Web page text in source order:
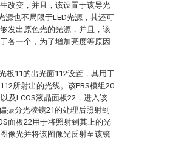
改变，并且，该设置于该导光
源也不局限于LED光源，其还可
发出原色光的光源，并且，该
各一个，为了增加亮度等原因
板11的出光面112设置，其用于
所射出的光线。该PBS模组20
及LCOS液晶面板22，进入该
振分光棱镜21的处理后照射到
面板22用于将照射到其上的光
像光并将该图像光反射至该镜